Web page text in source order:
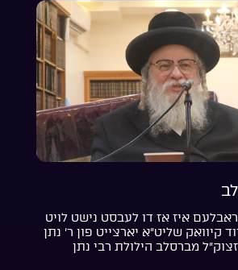
איז אז דו לעבסט נישט לויט
קיוואק שליט”א יארצייט פון ר’ נתן
מברסלב הילולת רבי נתן